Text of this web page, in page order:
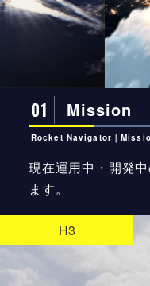
01 Mission
Rocket Navigator｜
現在運用中・開発
ます。
H3